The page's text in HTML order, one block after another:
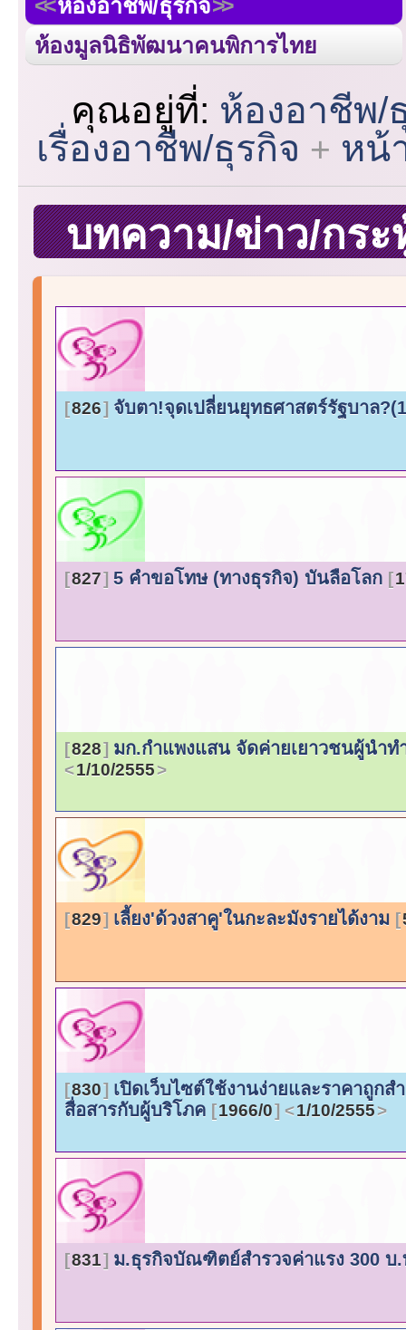
ห้องอาชีพ/ธุรกิจ
ห้องมูลนิธิพัฒนาคนพิการไทย
คุณอยู่ที่: ห้องอาชีพ/
เรื่องอาชีพ/ธุรกิจ
หน้
บทความ/ข่าว/กระ
826 จับตา!จุดเปลี่ยนยุทธศาสตร์รัฐบาล
827 5 คำขอโทษ (ทางธุรกิจ) บันลือโลก
828 มก.กำแพงแสน จัดค่ายเยาวชนผู้นำ
1/10/2555
829 เลี้ยง'ด้วงสาคู'ในกะละมังรายได้งาม
830
เปิดเว็บไซต์ใช้งานง่ายและราคาถูก
สื่อสารกับผู้บริโภค
1966/0 1/10/2555
831 ม.ธุรกิจบัณฑิตย์สำรวจค่าแรง 300 บ